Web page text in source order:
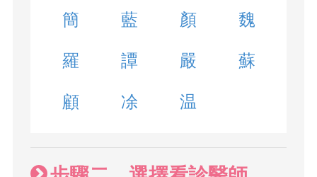
簡 藍 顏 魏
羅 譚 嚴 蘇
顧 凃 温